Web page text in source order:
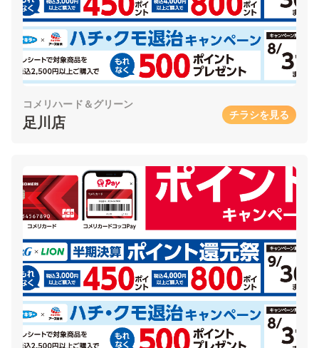
コメリハード＆グリーン
足川店 チラシを見る